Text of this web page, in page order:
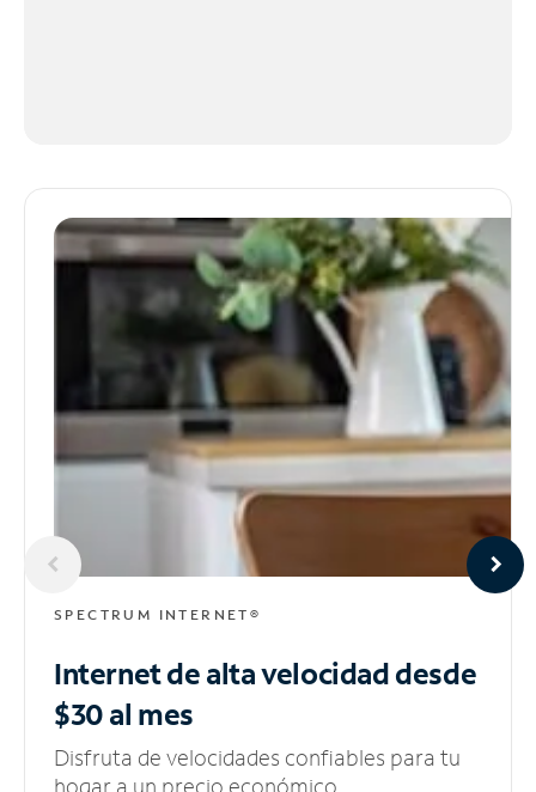
SPECTRUM INTERNET®
Internet de alta velocidaddesde
$30 al mes
Disfruta de velocidades confiables para tu
hogar a un precio económico.